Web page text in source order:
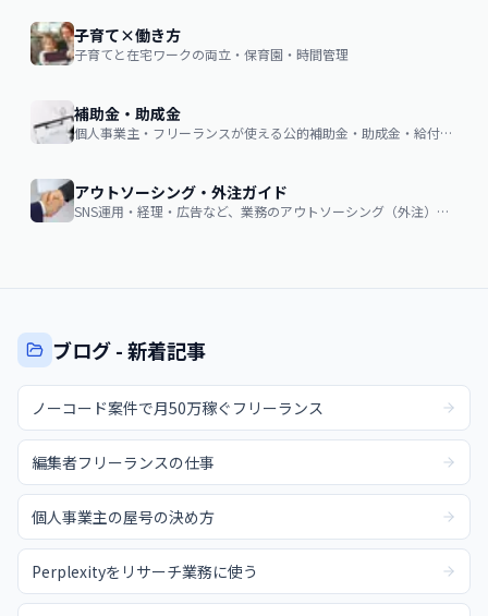
子育て×働き方
子育てと在宅ワークの両立・保育園・時間管理
補助金・助成金
個人事業主・フリーランスが使える公的補助金・助成金・給付金の申請ガイド
アウトソーシング・外注ガイド
SNS運用・経理・広告など、業務のアウトソーシング（外注）を検討する企業・個人向け。費用相場・依頼の流れ・失敗しない選び方
ブログ - 新着記事
ノーコード案件で月50万稼ぐフリーランス
編集者フリーランスの仕事
個人事業主の屋号の決め方
Perplexityをリサーチ業務に使う